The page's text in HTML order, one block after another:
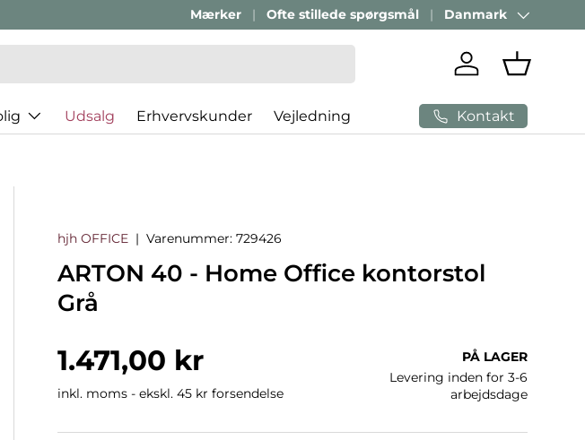
Mærker Ofte stillede spørgsmål Land/Region
Danmark
Log ind
Udsalg Erhvervskunder Vejledning Kontakt
hjh OFFICE |Varenummer: 729426
ARTON 40 - Home Office kontorstol
Grå
Normalpris
1.471,00 kr
inkl. moms - ekskl. 45 kr forsendelse
PÅ LAGER
Levering inden for 3-6
arbejdsdage